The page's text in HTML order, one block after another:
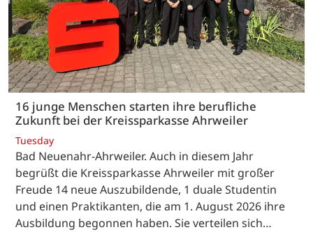
16 junge Menschen starten ihre berufliche
Zukunft bei der Kreissparkasse Ahrweiler
Tuesday
Bad Neuenahr-Ahrweiler. Auch in diesem Jahr
begrüßt die Kreissparkasse Ahrweiler mit großer
Freude 14 neue Auszubildende, 1 duale Studentin
und einen Praktikanten, die am 1. August 2026 ihre
Ausbildung begonnen haben. Sie verteilen sich…